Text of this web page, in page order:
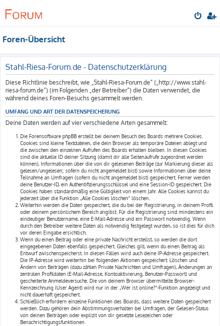
Foren-Übersicht
Stahl-Riesa-Forum.de - Datenschutzerklärung
Diese Richtlinie beschreibt, wie „Stahl-Riesa-Forum.de“ („http://www.stahl-
riesa-forum.de“) (im Folgenden „der Betreiber“) die Daten verwendet, die
während deines Foren-Besuchs gesammelt werden.
UMFANG UND ART DER DATENSPEICHERUNG
Deine Daten werden auf vier verschiedene Arten gesammelt:
Die Forensoftware phpBB erstellt bei deinem Besuch des Boards mehrere Cookies.
Cookies sind kleine Textdateien, die dein Browser als temporäre Dateien ablegt und
die zwischen den einzelnen Aufrufen des Boards erhalten bleiben. In diesen Cookies
sind die aktuelle ID deiner Sitzung (damit dir alle Seitenaufrufe zugeordnet werden
können), Informationen über die von dir gelesenen Beiträge (zur Markierung dieser als
gelesen/ungelesen; sofern du nicht angemeldet bist) sowie Informationen über deine
Teilnahme an Umfragen (sofern du nicht angemeldet bist) gespeichert. Ferner werden
deine Benutzer-ID, ein Authentifizierungsschlüssel und eine Session-ID gespeichert. Die
Cookies haben standardmäßig eine Gültigkeit von einem Jahr. Alle Cookies kannst du
jederzeit über die Funktion „Alle Cookies löschen“ löschen.
Weiterhin werden die Daten gespeichert, die du bei der Registrierung, in deinem Profil
oder deinem persönlichem Bereich angibst. Für die Registrierung sind mindestens ein
eindeutiger Benutzername, eine E-Mail-Adresse und ein Passwort notwendig. Wenn
durch den Betreiber weitere Daten als notwendig festgelegt wurden, so ist dies für dich
vor deren Eingabe ersichtlich.
Wenn du einen Beitrag oder eine private Nachricht erstellst, so werden die dort
eingegebenen Daten ebenfalls gespeichert. Gleiches gilt, wenn du einen Beitrag als
Entwurf zwischenspeicherst. In diesen Fällen wird auch deine IP-Adresse gespeichert.
Die IP-Adresse wird weiterhin bei folgenden Aktionen gespeichert: Löschen und
Ändern von Beiträgen (dazu zählen Private Nachrichten und Umfragen), Änderungen an
zentralen Profildaten (E-Mail-Adresse, Kontoaktivierung, Benutzer-Passwort) und
gescheiterte Anmeldeversuche. Die von deinem Browser übermittelte Browser-
Kennzeichnung (User Agent) wird nur in der „Wer ist online?“-Funktion angezeigt und
nicht dauerhaft gespeichert.
Schließlich erfordern einzelne Funktionen des Boards, dass weitere Daten gespeichert
werden. Dazu gehören dein Abstimmungsverhalten bei Umfragen, der Gelesen-Status
von deinen Beiträgen oder explizit von dir gesetzte Lesezeichen oder
Benachrichtigungsfunktionen.